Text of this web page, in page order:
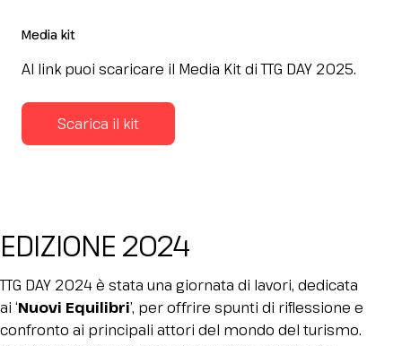
Media kit
Al link puoi scaricare il Media Kit di TTG DAY 2025.
Scarica il kit
EDIZIONE 2024
TTG DAY 2024 è stata una giornata di lavori, dedicata
ai ‘Nuovi Equilibri’, per offrire spunti di riflessione e
confronto ai principali attori del mondo del turismo.